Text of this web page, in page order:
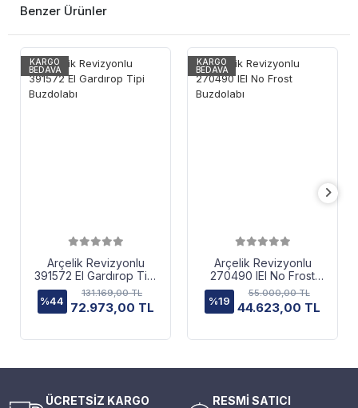
Benzer Ürünler
KARGO
BEDAVA
Arçelik Revizyonlu
391572 EI Gardırop Tipi
Buzdolabı
%44
131.169,00 TL
72.973,00 TL
KARGO
BEDAVA
Arçelik Revizyonlu
270490 IEI No Frost
Buzdolabı
%19
55.000,00 TL
44.623,00 TL
ÜCRETSİZ KARGO RESMİ SATICI